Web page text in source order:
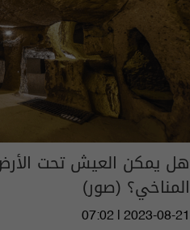
هل يمكن العيش تحت
المناخي؟ (صور)
07:02 | 2023-08-21